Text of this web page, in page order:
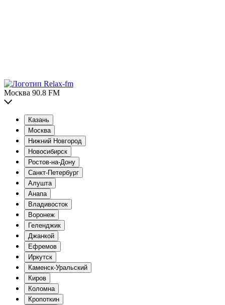
Москва 90.8 FM
Казань
Москва
Нижний Новгород
Новосибирск
Ростов-на-Дону
Санкт-Петербург
Алушта
Анапа
Владивосток
Воронеж
Геленджик
Джанкой
Ефремов
Иркутск
Каменск-Уральский
Киров
Коломна
Кропоткин